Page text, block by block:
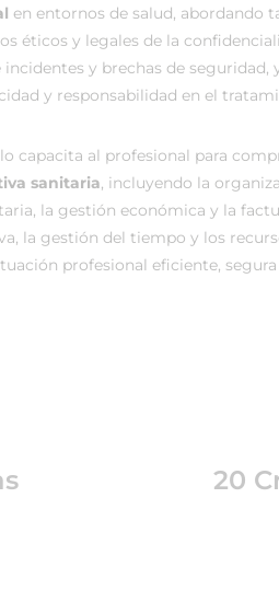
en entornos de salud, abordando
éticos y legales de la
y brechas de
y responsabilidad en el
capacita al profesional para
sanitaria, incluyendo la
la gestión económica y la
la gestión del tiempo y los
profesional eficiente,
20